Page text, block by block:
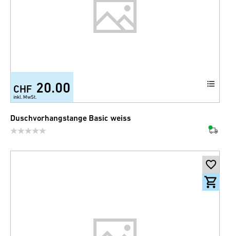
CHF 20.00
inkl. MwSt.
Duschvorhangstange Basic weiss